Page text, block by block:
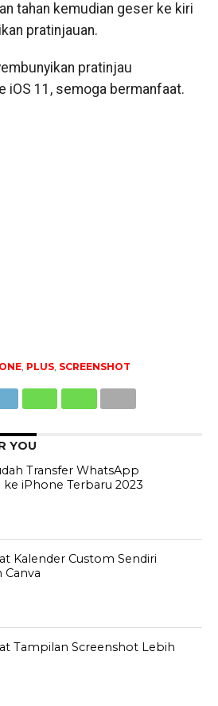
tahan kemudian geser ke kiri
pratinjauan.
pratinjau
iOS 11, semoga bermanfaat.
, PLUS, SCREENSHOT
YOU
Transfer WhatsApp
ke iPhone Terbaru 2023
Kalender Custom Sendiri
Canva
Tampilan Screenshot Lebih